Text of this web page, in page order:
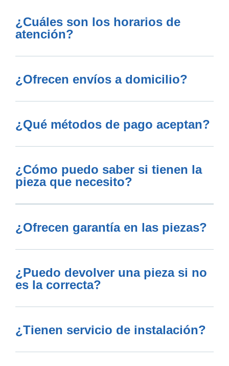
¿Cuáles son los horarios de
atención?
¿Ofrecen envíos a domicilio?
¿Qué métodos de pago aceptan?
¿Cómo puedo saber si tienen la
pieza que necesito?
¿Ofrecen garantía en las piezas?
¿Puedo devolver una pieza si no
es la correcta?
¿Tienen servicio de instalación?